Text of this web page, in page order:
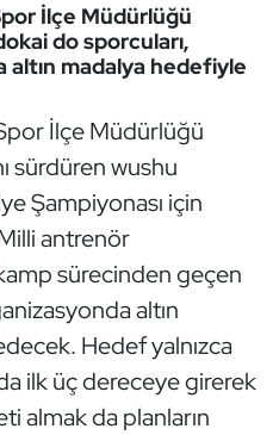
İlçe Müdürlüğü
do sporcuları,
altın madalya hedefiyle
İlçe Müdürlüğü
sürdüren wushu
Şampiyonası için
Milli antrenör
sürecinden geçen
altın
Hedef yalnızca
ilk üç dereceye girerek
almak da planların